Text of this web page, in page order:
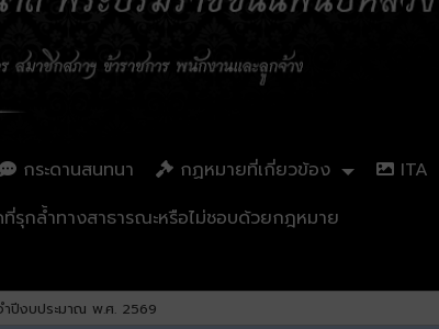
กระดานสนทนา กฏหมายที่เกี่ยวข้อง
ITA
รุกล้ำทางสาธารณะหรือไม่ชอบด้วยกฎหมาย
ำปีงบประมาณ พ.ศ. 2569